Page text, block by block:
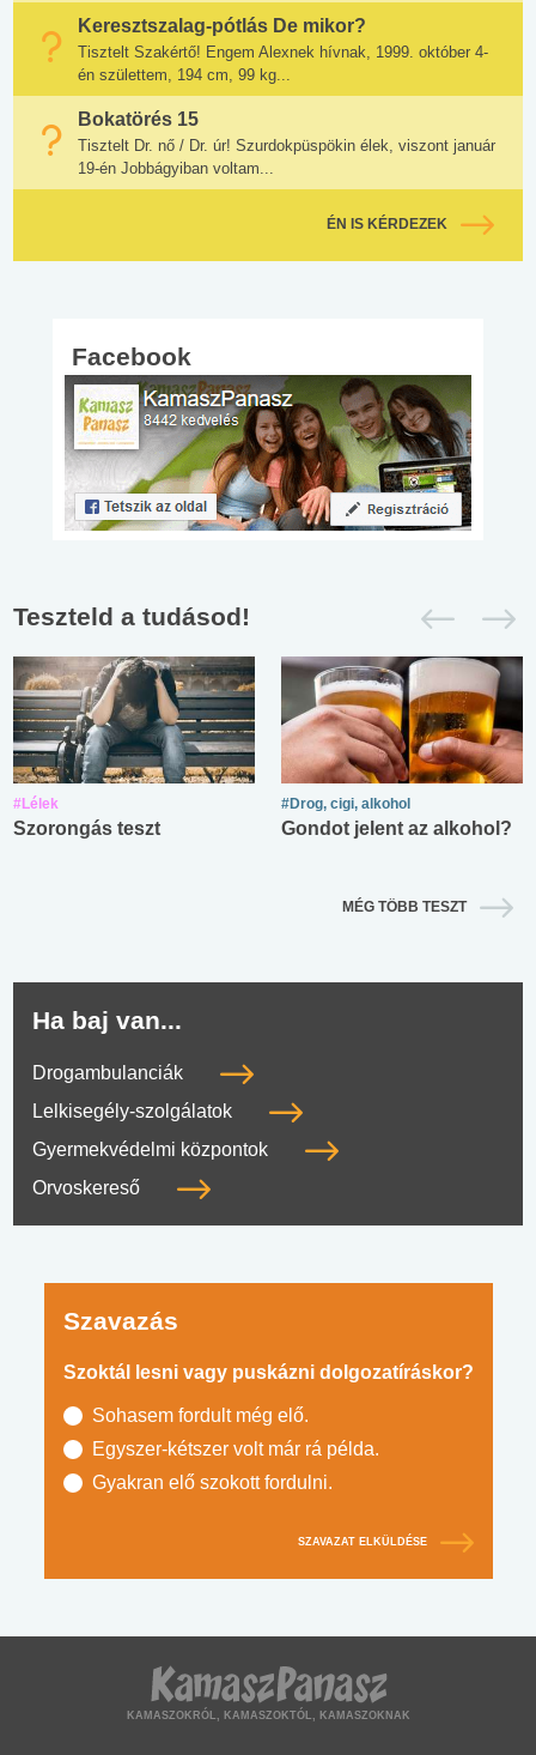
Keresztszalag-pótlás De mikor?
Tisztelt Szakértő! Engem Alexnek hívnak, 1999. október 4-
én születtem, 194 cm, 99 kg...
Bokatörés 15
Tisztelt Dr. nő / Dr. úr! Szurdokpüspökin élek, viszont január
19-én Jobbágyiban voltam...
ÉN IS KÉRDEZEK
Facebook
Teszteld a tudásod!
#Lélek
Szorongás teszt
#Drog, cigi, alkohol
Gondot jelent az alkohol?
MÉG TÖBB TESZT
Ha baj van...
Drogambulanciák
Lelkisegély-szolgálatok
Gyermekvédelmi központok
Orvoskereső
Szavazás
Szoktál lesni vagy puskázni dolgozatíráskor?
Sohasem fordult még elő.
Egyszer-kétszer volt már rá példa.
Gyakran elő szokott fordulni.
SZAVAZAT ELKÜLDÉSE
KAMASZOKRÓL, KAMASZOKTÓL, KAMASZOKNAK